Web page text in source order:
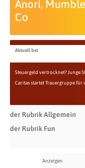
Anori,
Co
Aktuell bei
Steuergeld vertrocknet? Junge
Caritas startet Trauergruppe für
der Rubrik Allgemein
der Rubrik Fun